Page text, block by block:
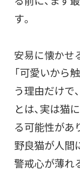
す。
安易に懐かせ
「可愛いから
う理由だけで
とは、実は猫
る可能性があ
野良猫が人間
警戒心が薄れ